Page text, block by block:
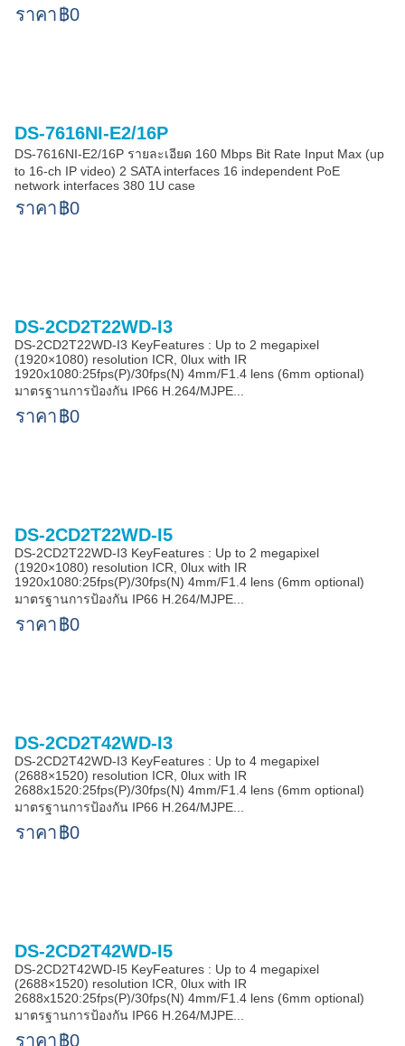
ราคา฿0
DS-7616NI-E2/16P
DS-7616NI-E2/16P รายละเอียด 160 Mbps Bit Rate Input Max (up
to 16-ch IP video) 2 SATA interfaces 16 independent PoE
network interfaces 380 1U case
ราคา฿0
DS-2CD2T22WD-I3
DS-2CD2T22WD-I3 KeyFeatures : Up to 2 megapixel
(1920×1080) resolution ICR, 0lux with IR
1920x1080:25fps(P)/30fps(N) 4mm/F1.4 lens (6mm optional)
มาตรฐานการป้องกัน IP66 H.264/MJPE...
ราคา฿0
DS-2CD2T22WD-I5
DS-2CD2T22WD-I3 KeyFeatures : Up to 2 megapixel
(1920×1080) resolution ICR, 0lux with IR
1920x1080:25fps(P)/30fps(N) 4mm/F1.4 lens (6mm optional)
มาตรฐานการป้องกัน IP66 H.264/MJPE...
ราคา฿0
DS-2CD2T42WD-I3
DS-2CD2T42WD-I3 KeyFeatures : Up to 4 megapixel
(2688×1520) resolution ICR, 0lux with IR
2688x1520:25fps(P)/30fps(N) 4mm/F1.4 lens (6mm optional)
มาตรฐานการป้องกัน IP66 H.264/MJPE...
ราคา฿0
DS-2CD2T42WD-I5
DS-2CD2T42WD-I5 KeyFeatures : Up to 4 megapixel
(2688×1520) resolution ICR, 0lux with IR
2688x1520:25fps(P)/30fps(N) 4mm/F1.4 lens (6mm optional)
มาตรฐานการป้องกัน IP66 H.264/MJPE...
ราคา฿0